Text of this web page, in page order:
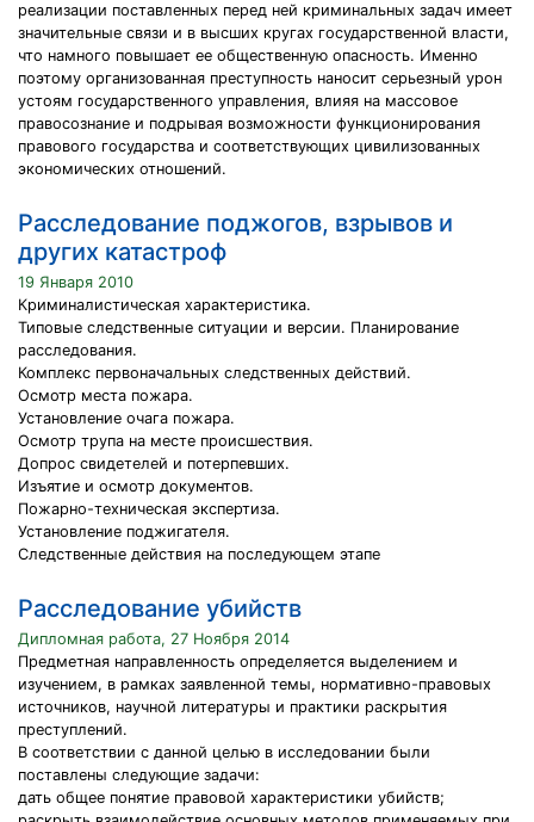
реализации поставленных перед ней криминальных задач имеет
значительные связи и в высших кругах государственной власти,
что намного повышает ее общественную опасность. Именно
поэтому организованная преступность наносит серьезный урон
устоям государственного управления, влияя на массовое
правосознание и подрывая возможности функционирования
правового государства и соответствующих цивилизованных
экономических отношений.
Расследование поджогов, взрывов и
других катастроф
19 Января 2010
Криминалистическая характеристика.
Типовые следственные ситуации и версии. Планирование
расследования.
Комплекс первоначальных следственных действий.
Осмотр места пожара.
Установление очага пожара.
Осмотр трупа на месте происшествия.
Допрос свидетелей и потерпевших.
Изъятие и осмотр документов.
Пожарно-техническая экспертиза.
Установление поджигателя.
Следственные действия на последующем этапе
Расследование убийств
Дипломная работа, 27 Ноября 2014
Предметная направленность определяется выделением и
изучением, в рамках заявленной темы, нормативно-правовых
источников, научной литературы и практики раскрытия
преступлений.
В соответствии с данной целью в исследовании были
поставлены следующие задачи:
дать общее понятие правовой характеристики убийств;